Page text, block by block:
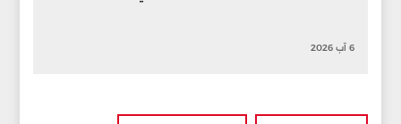
6 آب 2026